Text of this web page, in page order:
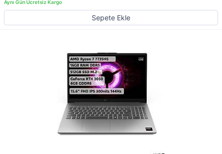
Sepete Ekle